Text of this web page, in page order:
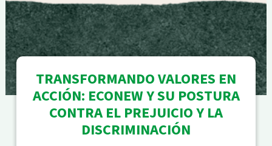
TRANSFORMANDO VALORES EN
ACCIÓN: ECONEW Y SU POSTURA
CONTRA EL PREJUICIO Y LA
DISCRIMINACIÓN